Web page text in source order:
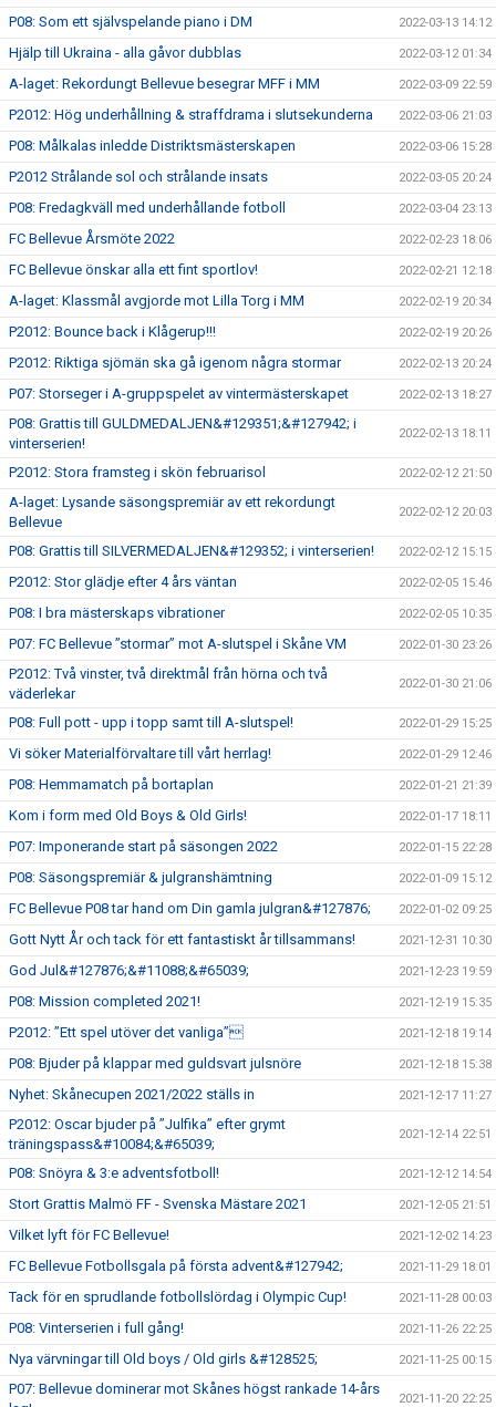
P08: Som ett självspelande piano i DM 2022-03-13 14:12
Hjälp till Ukraina - alla gåvor dubblas 2022-03-12 01:34
A-laget: Rekordungt Bellevue besegrar MFF i MM 2022-03-09 22:59
P2012: Hög underhållning & straffdrama i slutsekunderna 2022-03-06 21:03
P08: Målkalas inledde Distriktsmästerskapen 2022-03-06 15:28
P2012 Strålande sol och strålande insats 2022-03-05 20:24
P08: Fredagkväll med underhållande fotboll 2022-03-04 23:13
FC Bellevue Årsmöte 2022 2022-02-23 18:06
FC Bellevue önskar alla ett fint sportlov! 2022-02-21 12:18
A-laget: Klassmål avgjorde mot Lilla Torg i MM 2022-02-19 20:34
P2012: Bounce back i Klågerup!!! 2022-02-19 20:26
P2012: Riktiga sjömän ska gå igenom några stormar 2022-02-13 20:24
P07: Storseger i A-gruppspelet av vintermästerskapet 2022-02-13 18:27
P08: Grattis till GULDMEDALJEN&#129351;&#127942; i
vinterserien!
2022-02-13 18:11
P2012: Stora framsteg i skön februarisol 2022-02-12 21:50
A-laget: Lysande säsongspremiär av ett rekordungt
Bellevue
2022-02-12 20:03
P08: Grattis till SILVERMEDALJEN&#129352; i vinterserien! 2022-02-12 15:15
P2012: Stor glädje efter 4 års väntan 2022-02-05 15:46
P08: I bra mästerskaps vibrationer 2022-02-05 10:35
P07: FC Bellevue ”stormar” mot A-slutspel i Skåne VM 2022-01-30 23:26
P2012: Två vinster, två direktmål från hörna och två
väderlekar
2022-01-30 21:06
P08: Full pott - upp i topp samt till A-slutspel! 2022-01-29 15:25
Vi söker Materialförvaltare till vårt herrlag! 2022-01-29 12:46
P08: Hemmamatch på bortaplan 2022-01-21 21:39
Kom i form med Old Boys & Old Girls! 2022-01-17 18:11
P07: Imponerande start på säsongen 2022 2022-01-15 22:28
P08: Säsongspremiär & julgranshämtning 2022-01-09 15:12
FC Bellevue P08 tar hand om Din gamla julgran&#127876; 2022-01-02 09:25
Gott Nytt År och tack för ett fantastiskt år tillsammans! 2021-12-31 10:30
God Jul&#127876;&#11088;&#65039; 2021-12-23 19:59
P08: Mission completed 2021! 2021-12-19 15:35
P2012: ”Ett spel utöver det vanliga” 2021-12-18 19:14
P08: Bjuder på klappar med guldsvart julsnöre 2021-12-18 15:38
Nyhet: Skånecupen 2021/2022 ställs in 2021-12-17 11:27
P2012: Oscar bjuder på ”Julfika” efter grymt
träningspass&#10084;&#65039;
2021-12-14 22:51
P08: Snöyra & 3:e adventsfotboll! 2021-12-12 14:54
Stort Grattis Malmö FF - Svenska Mästare 2021 2021-12-05 21:51
Vilket lyft för FC Bellevue! 2021-12-02 14:23
FC Bellevue Fotbollsgala på första advent&#127942; 2021-11-29 18:01
Tack för en sprudlande fotbollslördag i Olympic Cup! 2021-11-28 00:03
P08: Vinterserien i full gång! 2021-11-26 22:25
Nya värvningar till Old boys / Old girls &#128525; 2021-11-25 00:15
P07: Bellevue dominerar mot Skånes högst rankade 14-års
2021-11-20 22:25